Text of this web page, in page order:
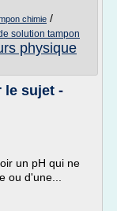
chimie /
solution tampon
physique
le sujet -
un pH qui ne
ou d'une...